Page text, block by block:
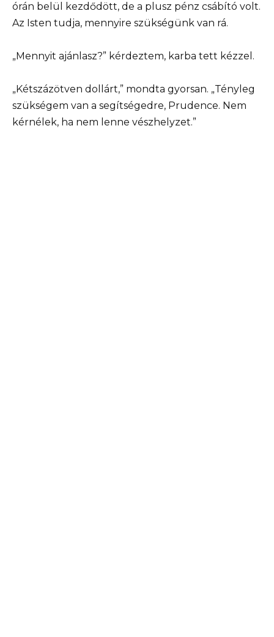
órán belül kezdődött, de a plusz pénz csábító volt.
Az Isten tudja, mennyire szükségünk van rá.
„Mennyit ajánlasz?” kérdeztem, karba tett kézzel.
„Kétszázötven dollárt,” mondta gyorsan. „Tényleg
szükségem van a segítségedre, Prudence. Nem
kérnélek, ha nem lenne vészhelyzet.”